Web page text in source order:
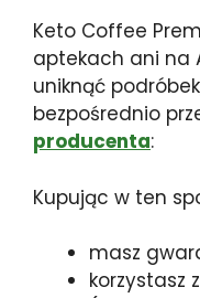
Keto Coffee
aptekach ani na
uniknąć
bezpośrednio
producenta:
Kupując w ten
masz
korzystasz